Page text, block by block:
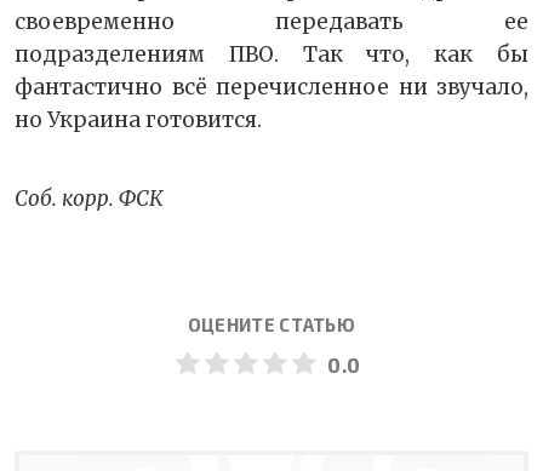
своевременно передавать ее
подразделениям ПВО. Так что, как бы
фантастично всё перечисленное ни звучало,
но Украина готовится.
Соб. корр. ФСК
ОЦЕНИТЕ СТАТЬЮ
0.0